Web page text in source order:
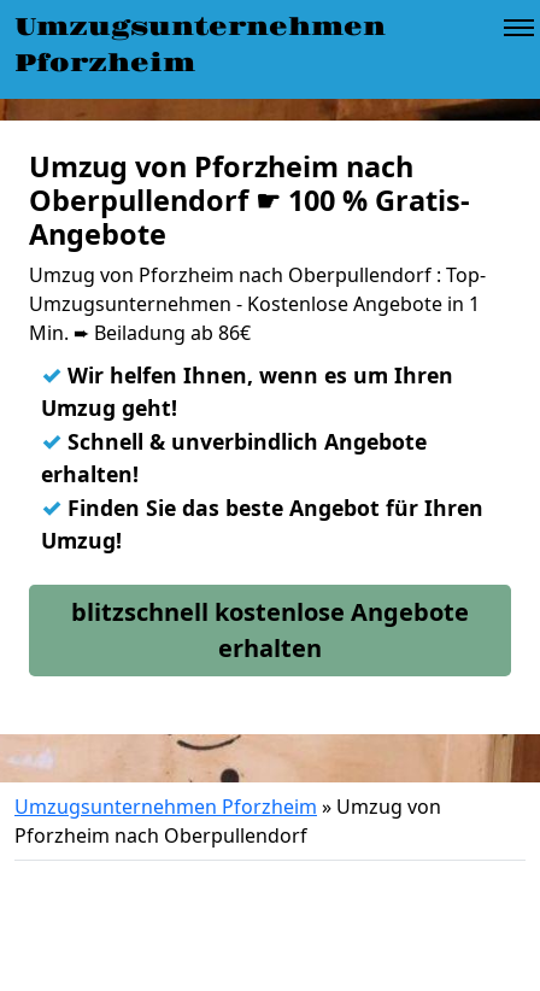
Umzugsunternehmen
Pforzheim
Umzug von Pforzheim nach
Oberpullendorf ☛ 100 % Gratis-
Angebote
Umzug von Pforzheim nach Oberpullendorf : Top-
Umzugsunternehmen - Kostenlose Angebote in 1
Min. ➨ Beiladung ab 86€
✓ Wir helfen Ihnen, wenn es um Ihren
Umzug geht!
✓ Schnell & unverbindlich Angebote
erhalten!
✓ Finden Sie das beste Angebot für Ihren
Umzug!
blitzschnell kostenlose Angebote
erhalten
Umzugsunternehmen Pforzheim » Umzug von
Pforzheim nach Oberpullendorf